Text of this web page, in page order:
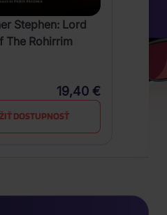
Stephen: Lord
The Rohirrim
19,40 €
DOSTUPNOSŤ